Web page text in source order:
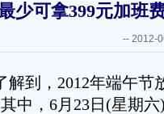
少可拿399元加班
-- 2012-
到，2012年端午节
中，6月23日(星期